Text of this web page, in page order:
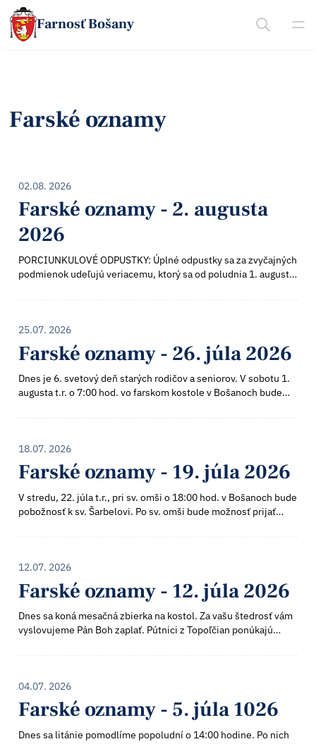
Farnosť Bošany
Farské oznamy
02.08. 2026
Farské oznamy - 2. augusta
2026
PORCIUNKULOVÉ ODPUSTKY: Úplné odpustky sa za zvyčajných
podmienok udeľujú veriacemu, ktorý sa od poludnia 1. augusta
25.07. 2026
Farské oznamy - 26. júla 2026
Dnes je 6. svetový deň starých rodičov a seniorov. V sobotu 1.
augusta t.r. o 7:00 hod. vo farskom kostole v Bošanoch bude
18.07. 2026
Farské oznamy - 19. júla 2026
V stredu, 22. júla t.r., pri sv. omši o 18:00 hod. v Bošanoch bude
pobožnosť k sv. Šarbelovi. Po sv. omši bude možnosť prijať
12.07. 2026
Farské oznamy - 12. júla 2026
Dnes sa koná mesačná zbierka na kostol. Za vašu štedrosť vám
vyslovujeme Pán Boh zaplať. Pútnici z Topoľčian ponúkajú
04.07. 2026
Farské oznamy - 5. júla 1026
Dnes sa litánie pomodlíme popoludní o 14:00 hodine. Po nich